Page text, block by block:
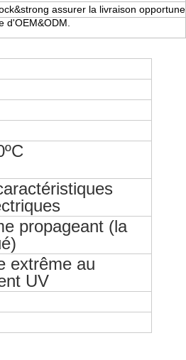
assurer la livraison opportune
d'OEM&ODM.
propageant (la
extrême au
UV